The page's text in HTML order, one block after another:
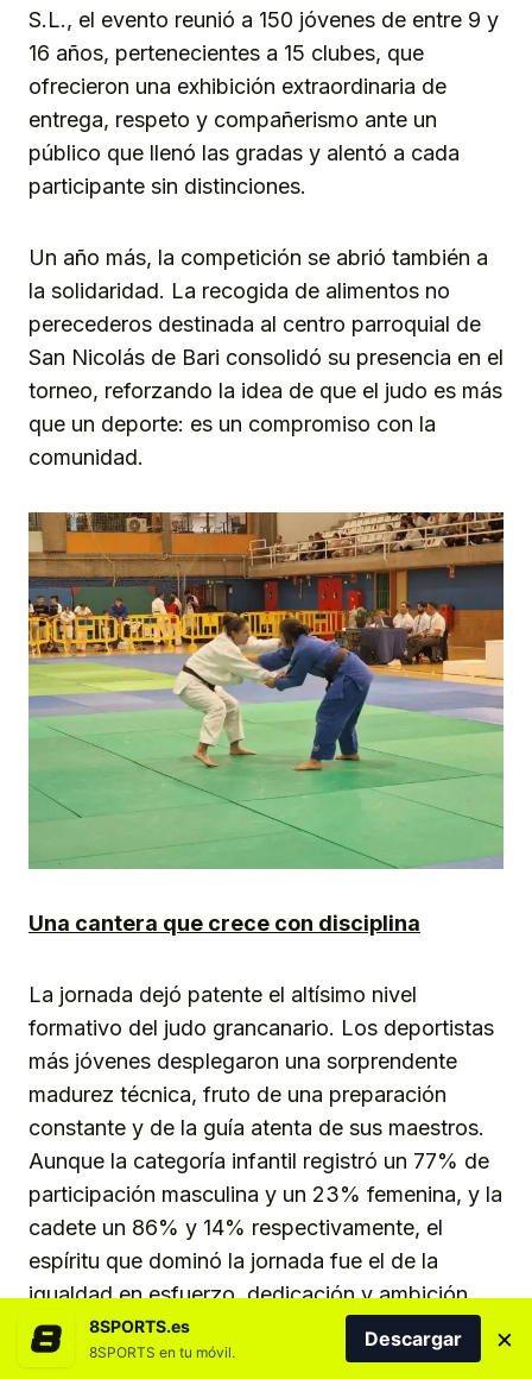
S.L., el evento reunió a 150 jóvenes de entre 9 y
16 años, pertenecientes a 15 clubes, que
ofrecieron una exhibición extraordinaria de
entrega, respeto y compañerismo ante un
público que llenó las gradas y alentó a cada
participante sin distinciones.
Un año más, la competición se abrió también a
la solidaridad. La recogida de alimentos no
perecederos destinada al centro parroquial de
San Nicolás de Bari consolidó su presencia en el
torneo, reforzando la idea de que el judo es más
que un deporte: es un compromiso con la
comunidad.
Una cantera que crece con disciplina
La jornada dejó patente el altísimo nivel
formativo del judo grancanario. Los deportistas
más jóvenes desplegaron una sorprendente
madurez técnica, fruto de una preparación
constante y de la guía atenta de sus maestros.
Aunque la categoría infantil registró un 77% de
participación masculina y un 23% femenina, y la
cadete un 86% y 14% respectivamente, el
espíritu que dominó la jornada fue el de la
igualdad en esfuerzo, dedicación y ambición.
Algunos percances propios de la intensidad de
8SPORTS.es
8SPORTS en tu móvil.
Descargar ×